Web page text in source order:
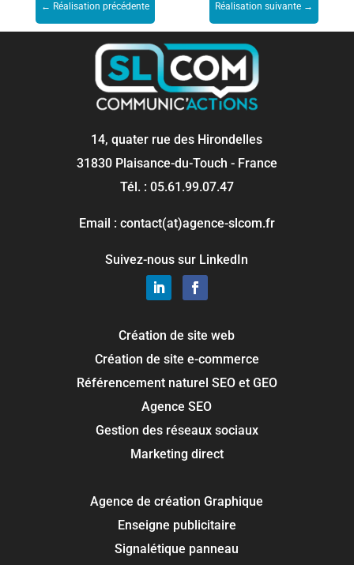
← Réalisation précédente Réalisation suivante →
14, quater rue des Hirondelles
31830 Plaisance-du-Touch - France
Tél. : 05.61.99.07.47
Email : contact(at)agence-slcom.fr
Suivez-nous sur LinkedIn
Création de site web
Création de site e-commerce
Référencement naturel SEO et GEO
Agence SEO
Gestion des réseaux sociaux
Marketing direct
Agence de création Graphique
Enseigne publicitaire
Signalétique panneau